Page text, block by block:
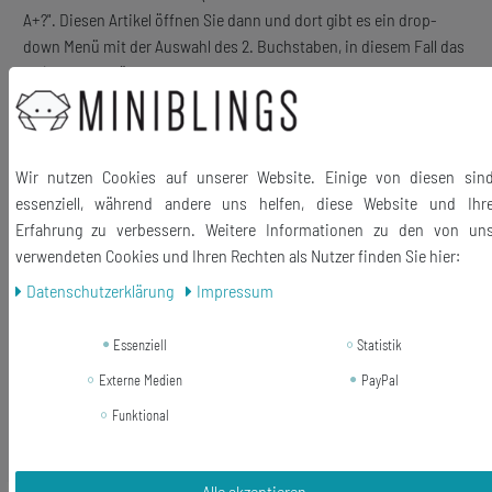
A+?". Diesen Artikel öffnen Sie dann und dort gibt es ein drop-
down Menü mit der Auswahl des 2. Buchstaben, in diesem Fall das
"M"). Wenn Sie über die Suche gehen, geben sie einfach "A+?" ein
und wählen Sie dort den entsprechenden Artikel aus.
Material Motiv: Kunststoff
Motivgröße (längste Seite): 7mm
Lieferumfang: 1 Paar Ohrstecker
Wir nutzen Cookies auf unserer Website. Einige von diesen
essenziell, während andere uns helfen, diese Website und
Erfahrung zu verbessern. Weitere Informationen zu den von
verwendeten Cookies und Ihren Rechten als Nutzer finden Sie hier:
Daten­schutz­erklärung
Impressum
Essenziell
Statistik
Externe Medien
PayPal
Funktional